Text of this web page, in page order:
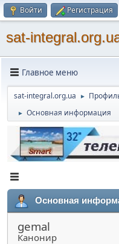
Войти Регистрация
sat-
Главное меню
sat-integral.org.ua ►
► Основная информация
Основная
gemal
Канонир